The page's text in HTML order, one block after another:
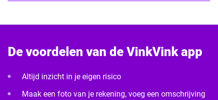
De voordelen van de VinkVink app
Altijd inzicht in je eigen risico
Maak een foto van je rekening, voeg een omschrijving